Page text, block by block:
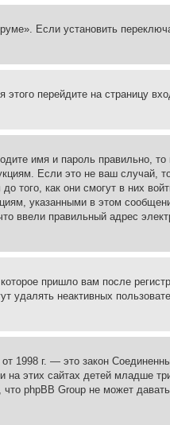
Если установить
перейдите на страницу
имя и пароль правильно,
Если это не ваш случай,
того, как они смогут в них
указанными в этом
ввели правильный адрес
пришло вам после
удалять неактивных
1998 г. — это закон
этих сайтах детей младше
phpBB Group не может